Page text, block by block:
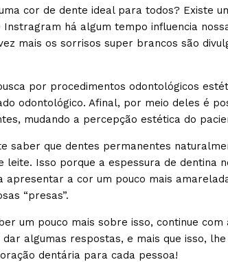
cor de dente ideal para todos? Existe
há algum tempo influencia
mais os sorrisos super brancos são
por procedimentos odontológicos
odontológico. Afinal, por meio deles é
mudando a percepção estética do
saber que dentes permanentes
leite. Isso porque a espessura de dentina
apresentar a cor um pouco mais
“presas”.
um pouco mais sobre isso, continue com
algumas respostas, e mais que isso,
dentária para cada pessoa!